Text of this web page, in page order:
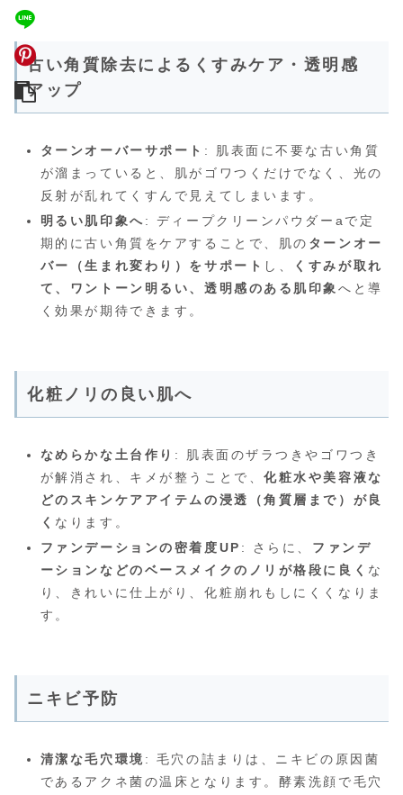
古い角質除去によるくすみケア・透明感
アップ
ターンオーバーサポート : 肌表面に不要な古い角質
が溜まっていると、肌がゴワつくだけでなく、光の
反射が乱れてくすんで見えてしまいます。
明るい肌印象へ : ディープクリーンパウダーaで定
期的に古い角質をケアすることで、肌の ターンオー
バー（生まれ変わり）をサポート し、
くすみが取れ
て、ワントーン明るい、透明感のある肌印象 へと導
く効果が期待できます。
化粧ノリの良い肌へ
なめらかな土台作り : 肌表面のザラつきやゴワつき
が解消され、キメが整うことで、化粧水や美容液な
どのスキンケアアイテムの浸透（角質層まで）が良
く なります。
ファンデーションの密着度UP : さらに、 ファンデ
ーションなどのベースメイクのノリが格段に良く な
り、きれいに仕上がり、化粧崩れもしにくくなりま
す。
ニキビ予防
清潔な毛穴環境 : 毛穴の詰まりは、ニキビの原因菌
であるアクネ菌の温床となります。酵素洗顔で毛穴